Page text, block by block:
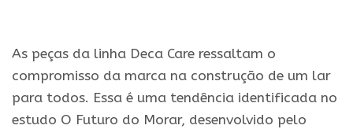
As peças da linha Deca Care ressaltam o
compromisso da marca na construção de um lar
para todos. Essa é uma tendência identificada no
estudo O Futuro do Morar, desenvolvido pelo